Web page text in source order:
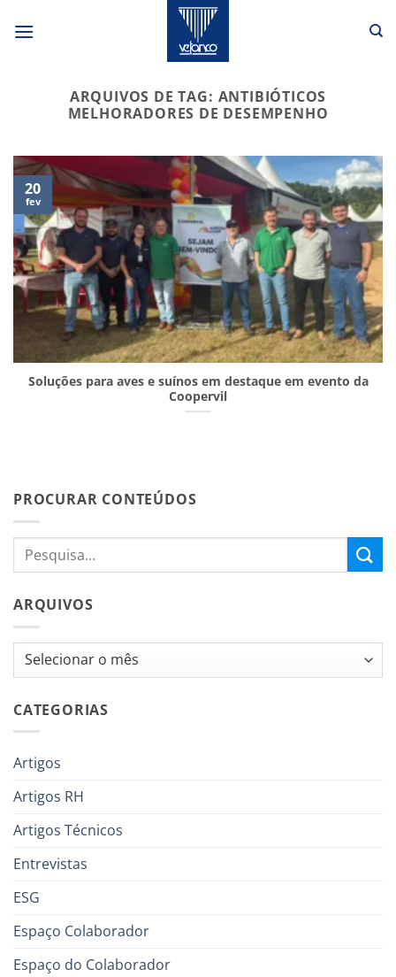
ARQUIVOS DE TAG: ANTIBIÓTICOS
MELHORADORES DE DESEMPENHO
Soluções para aves e suínos em destaque em evento da
Coopervil
20
fev
PROCURAR CONTEÚDOS
ARQUIVOS
Arquivos
CATEGORIAS
Artigos
Artigos RH
Artigos Técnicos
Entrevistas
ESG
Espaço Colaborador
Espaço do Colaborador